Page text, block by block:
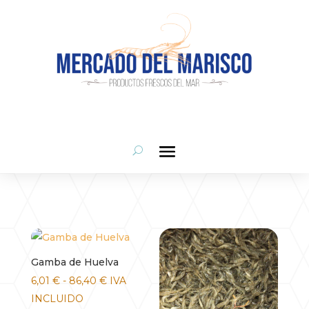
Gamba de Huelva
6,01 € - 86,40 €Rango
IVA
INCLUIDO